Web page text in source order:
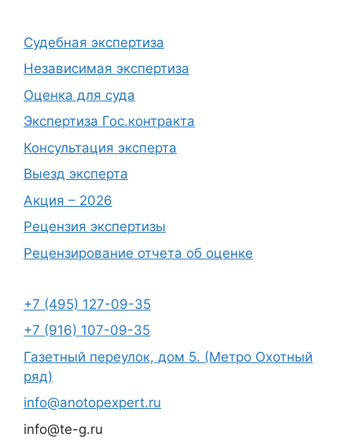
Судебная экспертиза
Независимая экспертиза
Оценка для суда
Экспертиза Гос.контракта
Консультация эксперта
Выезд эксперта
Акция – 2026
Рецензия экспертизы
Рецензирование отчета об оценке
+7 (495) 127-09-35
+7 (916) 107-09-35
Газетный переулок, дом 5. (Метро Охотный
ряд)
info@anotopexpert.ru
info@te-g.ru